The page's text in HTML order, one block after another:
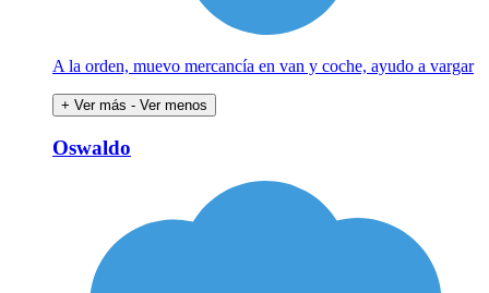
A la orden, muevo mercancía en van y coche, ayudo a vargar
+ Ver más - Ver menos
Oswaldo